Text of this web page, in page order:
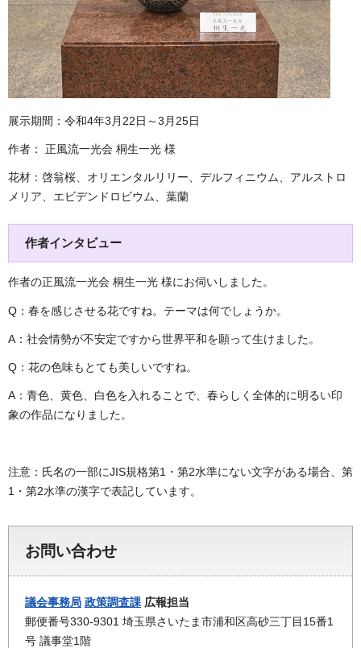
展示期間：令和4年3月22日～3月25日
作者： 正風流一光会 桐生一光 様
花材：啓翁桜、オリエンタルリリー、デルフィニウム、アルストロ
メリア、エビデンドロビウム、葉蘭
作者インタビュー
作者の正風流一光会 桐生一光 様にお伺いしました。
Q：春を感じさせる花ですね。テーマは何でしょうか。
A：社会情勢が不安定ですから世界平和を願って生けました。
Q：花の色味もとても美しいですね。
A：青色、黄色、白色を入れることで、春らしく全体的に明るい印
象の作品になりました。
注意：氏名の一部にJIS規格第1・第2水準にない文字がある場合、第
1・第2水準の漢字で表記しています。
お問い合わせ
議会事務局 政策調査課 広報担当
郵便番号330-9301 埼玉県さいたま市浦和区高砂三丁目15番1
号 議事堂1階